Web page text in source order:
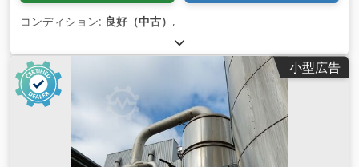
コンディション: 良好（中古） ,
小型広告